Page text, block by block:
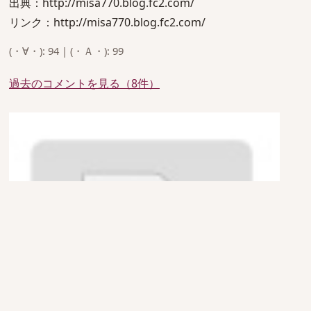
リンク：http://misa770.blog.fc2.com/
(・∀・): 94 | (・Ａ・): 99
過去のコメントを見る（8件）